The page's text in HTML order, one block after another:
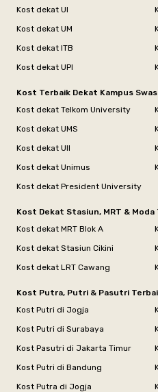
Kost dekat UI
Kost dekat UM
Kost dekat ITB
Kost dekat UPI
Kost Terbaik Dekat Kampus
Kost dekat Telkom University
Kost dekat UMS
Kost dekat UII
Kost dekat Unimus
Kost dekat President University
Kost Dekat Stasiun, MRT &
Kost dekat MRT Blok A
Kost dekat Stasiun Cikini
Kost dekat LRT Cawang
Kost Putra, Putri & Pasutri
Kost Putri di Jogja
Kost Putri di Surabaya
Kost Pasutri di Jakarta Timur
Kost Putri di Bandung
Kost Putra di Jogja